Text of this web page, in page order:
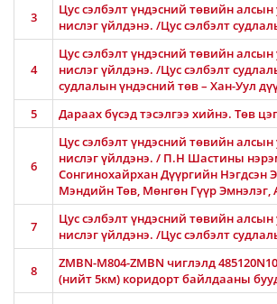
3
Цус сэлбэлт үндэсний төвийн
нислэг үйлдэнэ. /Цус сэлбэлт
4
Цус сэлбэлт үндэсний төвийн
нислэг үйлдэнэ. /Цус сэлбэлт
судлалын үндэсний төв – Хан-Уул
5 Дараах бүсэд тэсэлгээ хийнэ. Төв
6
Цус сэлбэлт үндэсний төвийн
нислэг үйлдэнэ. / П.Н Шастины
Сонгинохайрхан Дүүргийн Нэгдсэн
Мэндийн Төв, Мөнгөн Гүүр
7
Цус сэлбэлт үндэсний төвийн
нислэг үйлдэнэ. /Цус сэлбэлт
8
ZMBN-M804-ZMBN чиглэлд
(нийт 5км) коридорт байлдааны